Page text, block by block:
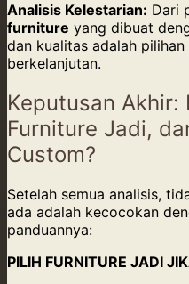
Analisis Kelestarian: Dari
furniture yang dibuat
dan kualitas adalah
berkelanjutan.
Keputusan Akhir:
Furniture Jadi,
Custom?
Setelah semua analisis,
ada adalah kecocokan
panduannya:
PILIH FURNITURE JADI